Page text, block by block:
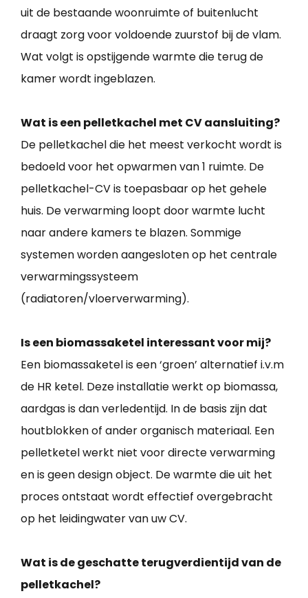
uit de bestaande woonruimte of buitenlucht
draagt zorg voor voldoende zuurstof bij de vlam.
Wat volgt is opstijgende warmte die terug de
kamer wordt ingeblazen.
Wat is een pelletkachel met CV aansluiting?
De pelletkachel die het meest verkocht wordt is
bedoeld voor het opwarmen van 1 ruimte. De
pelletkachel-CV is toepasbaar op het gehele
huis. De verwarming loopt door warmte lucht
naar andere kamers te blazen. Sommige
systemen worden aangesloten op het centrale
verwarmingssysteem
(radiatoren/vloerverwarming).
Is een biomassaketel interessant voor mij?
Een biomassaketel is een ‘groen’ alternatief i.v.m
de HR ketel. Deze installatie werkt op biomassa,
aardgas is dan verledentijd. In de basis zijn dat
houtblokken of ander organisch materiaal. Een
pelletketel werkt niet voor directe verwarming
en is geen design object. De warmte die uit het
proces ontstaat wordt effectief overgebracht
op het leidingwater van uw CV.
Wat is de geschatte terugverdientijd van de
pelletkachel?